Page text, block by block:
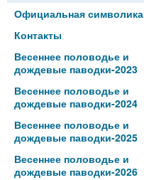
Официальная символика
Контакты
Весеннее половодье и
дождевые паводки-2023
Весеннее половодье и
дождевые паводки-2024
Весеннее половодье и
дождевые паводки-2025
Весеннее половодье и
дождевые паводки-2026